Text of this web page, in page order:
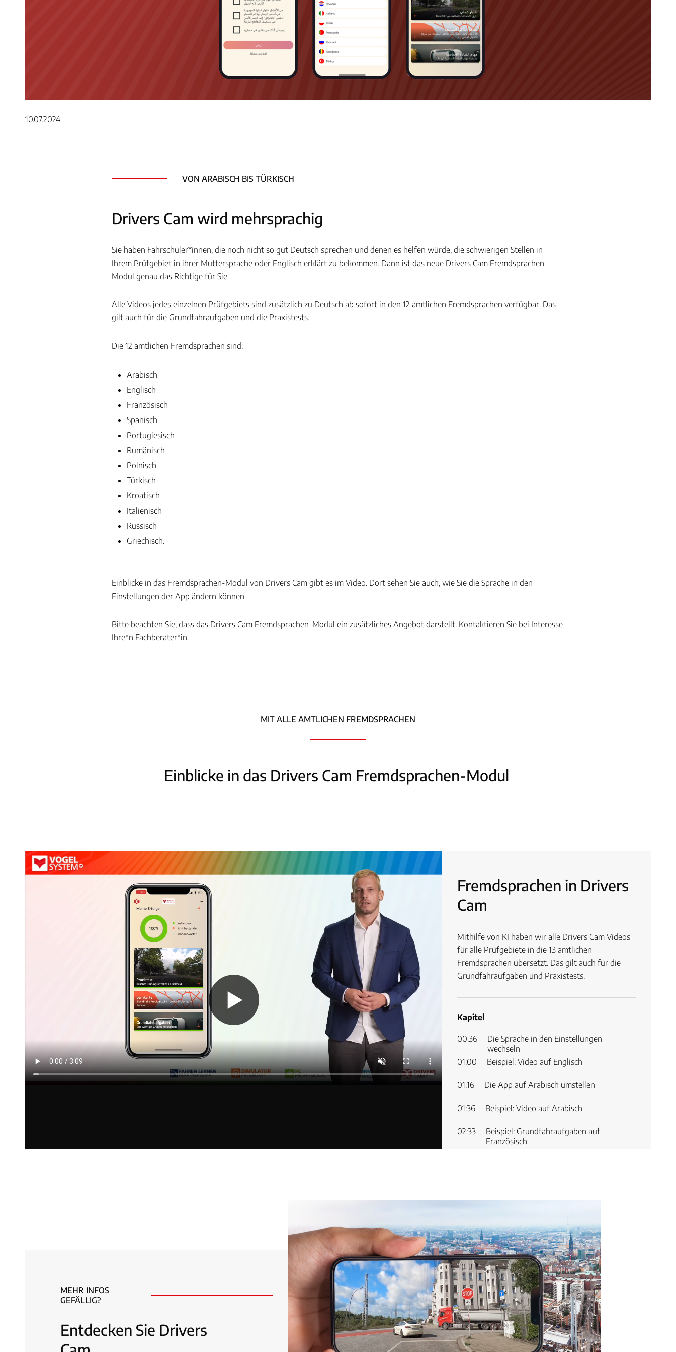
10.07.2024
VON ARABISCH BIS TÜRKISCH
Drivers Cam wird mehrsprachig
Sie haben Fahrschüler*innen, die noch nicht so gut Deutsch sprechen und denen es helfen würde, die schwierigen Stellen in
Ihrem Prüfgebiet in ihrer Muttersprache oder Englisch erklärt zu bekommen. Dann ist das neue Drivers Cam Fremdsprachen-
Modul genau das Richtige für Sie.
Alle Videos jedes einzelnen Prüfgebiets sind zusätzlich zu Deutsch ab sofort in den 12 amtlichen Fremdsprachen verfügbar. Das
gilt auch für die Grundfahraufgaben und die Praxistests.
Die 12 amtlichen Fremdsprachen sind:
Arabisch
Englisch
Französisch
Spanisch
Portugiesisch
Rumänisch
Polnisch
Türkisch
Kroatisch
Italienisch
Russisch
Griechisch.
Einblicke in das Fremdsprachen-Modul von Drivers Cam gibt es im Video. Dort sehen Sie auch, wie Sie die Sprache in den
Einstellungen der App ändern können.
Bitte beachten Sie, dass das Drivers Cam Fremdsprachen-Modul ein zusätzliches Angebot darstellt. Kontaktieren Sie bei Interesse
Ihre*n Fachberater*in.
MIT ALLE AMTLICHEN FREMDSPRACHEN
Einblicke in das Drivers Cam Fremdsprachen-Modul
Fremdsprachen in Drivers
Cam
Mithilfe von KI haben wir alle Drivers Cam Videos
für alle Prüfgebiete in die 13 amtlichen
Fremdsprachen übersetzt. Das gilt auch für die
Grundfahraufgaben und Praxistests.
Kapitel
00:36
Die Sprache in den Einstellungen
wechseln
01:00 Beispiel: Video auf Englisch
01:16 Die App auf Arabisch umstellen
01:36 Beispiel: Video auf Arabisch
02:33
Beispiel: Grundfahraufgaben auf
Französisch
MEHR INFOS
GEFÄLLIG?
Entdecken Sie Drivers